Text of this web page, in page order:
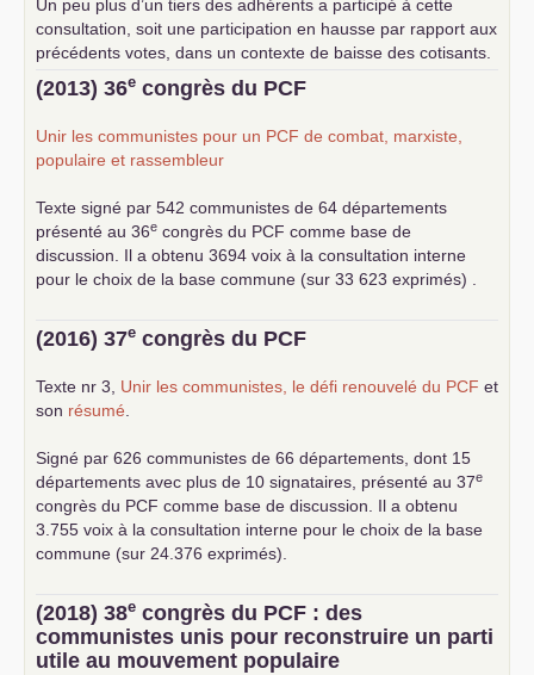
Un peu plus d’un tiers des adhérents a participé à cette
consultation, soit une participation en hausse par rapport aux
précédents votes, dans un contexte de baisse des cotisants.
... lire la suite
(2013) 36e congrès du PCF
Unir les communistes pour un PCF de combat, marxiste,
populaire et rassembleur
Texte signé par 542 communistes de 64 départements
présenté au 36e congrès du PCF comme base de
discussion. Il a obtenu 3694 voix à la consultation interne
pour le choix de la base commune (sur 33 623 exprimés) .
(2016) 37e congrès du PCF
Texte nr 3, Unir les communistes, le défi renouvelé du PCF et
son résumé
Signé par 626 communistes de 66 départements, dont 15
départements avec plus de 10 signataires, présenté au 37e
congrès du PCF comme base de discussion. Il a obtenu
3.755 voix à la consultation interne pour le choix de la base
commune (sur 24.376 exprimés).
(2018) 38e congrès du PCF : des
communistes unis pour reconstruire un parti
utile au mouvement populaire